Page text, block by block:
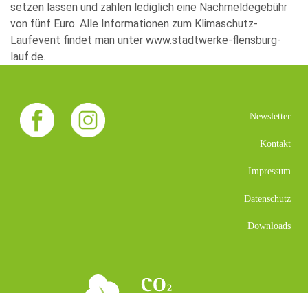
setzen lassen und zahlen lediglich eine Nachmeldegebühr
von fünf Euro. Alle Informationen zum Klimaschutz-
Laufevent findet man unter www.stadtwerke-flensburg-
lauf.de.
Newsletter
Kontakt
Impressum
Datenschutz
Downloads